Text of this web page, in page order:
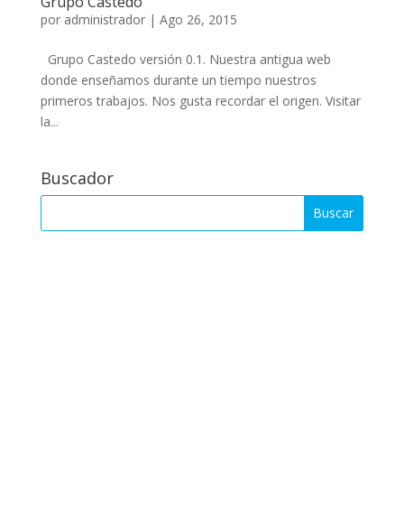
por administrador| Ago 26, 2015
Grupo Castedo versión 0.1. Nuestra antigua web
donde enseñamos durante un tiempo nuestros
primeros trabajos. Nos gusta recordar el origen. Visitar
la...
Buscador